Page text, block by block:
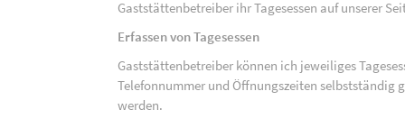
Gaststättenbetreiber ihr Tagesessen auf unserer
Erfassen von Tagesessen
Gaststättenbetreiber können ich jeweiliges
Telefonnummer und Öffnungszeiten selbstständig
werden.